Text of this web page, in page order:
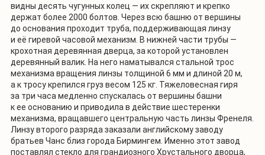
видны десять чугунных колец — их скрепляют и крепко
держат более 2000 болтов. Через всю башню от вершины
до основания проходит труба, поддерживающая линзу
и её гиревой часовой механизм. В нижней части трубы —
крохотная деревянная дверца, за которой установлен
деревянный валик. На него наматывался стальной трос
механизма вращения линзы толщиной 6 мм и длиной 20 м,
а к тросу крепился груз весом 125 кг. Тяжеловесная гиря
за три часа медленно спускалась от вершины башни
к ее основанию и приводила в действие шестеренки
механизма, вращавшего центральную часть линзы Френеля.
Линзу второго разряда заказали английскому заводу
братьев Чанс близ города Бирмингем. Именно этот завод
поставлял стекло для грандиозного Хрустального дворца,